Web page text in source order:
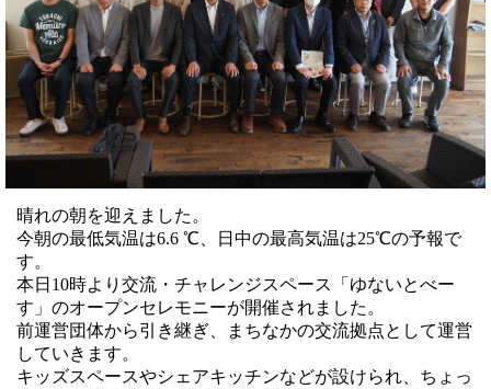
晴れの朝を迎えました。
今朝の最低気温は6.6 ℃、日中の最高気温は25℃の予報で
す。
本日10時より交流・チャレンジスペース「ゆないとべー
す」のオープンセレモニーが開催されました。
前運営団体から引き継ぎ、まちなかの交流拠点として運営
していきます。
キッズスペースやシェアキッチンなどが設けられ、ちょっ